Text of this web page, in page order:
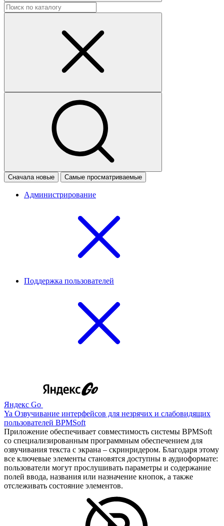
Сначала новые Самые просматриваемые
Администрирование
Поддержка пользователей
Яндекс Go
Ya Озвучивание интерфейсов для незрячих и слабовидящих
пользователей BPMSoft
Приложение обеспечивает совместимость системы BPMSoft
со специализированным программным обеспечением для
озвучивания текста с экрана – скринридером. Благодаря этому
все ключевые элементы становятся доступны в аудиоформате:
пользователи могут прослушивать параметры и содержание
полей ввода, названия или назначение кнопок, а также
отслеживать состояние элементов.